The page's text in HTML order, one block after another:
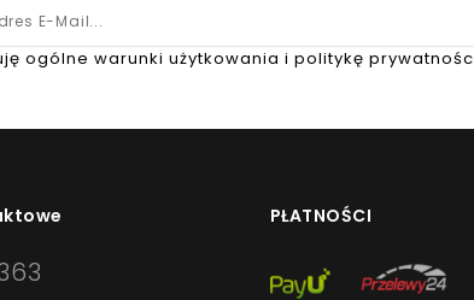
ogólne warunki użytkowania i politykę
PŁATNOŚCI